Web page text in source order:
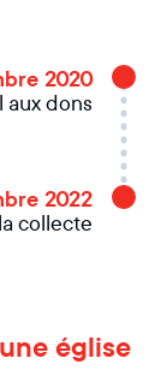
2020
aux dons
2022
collecte
église